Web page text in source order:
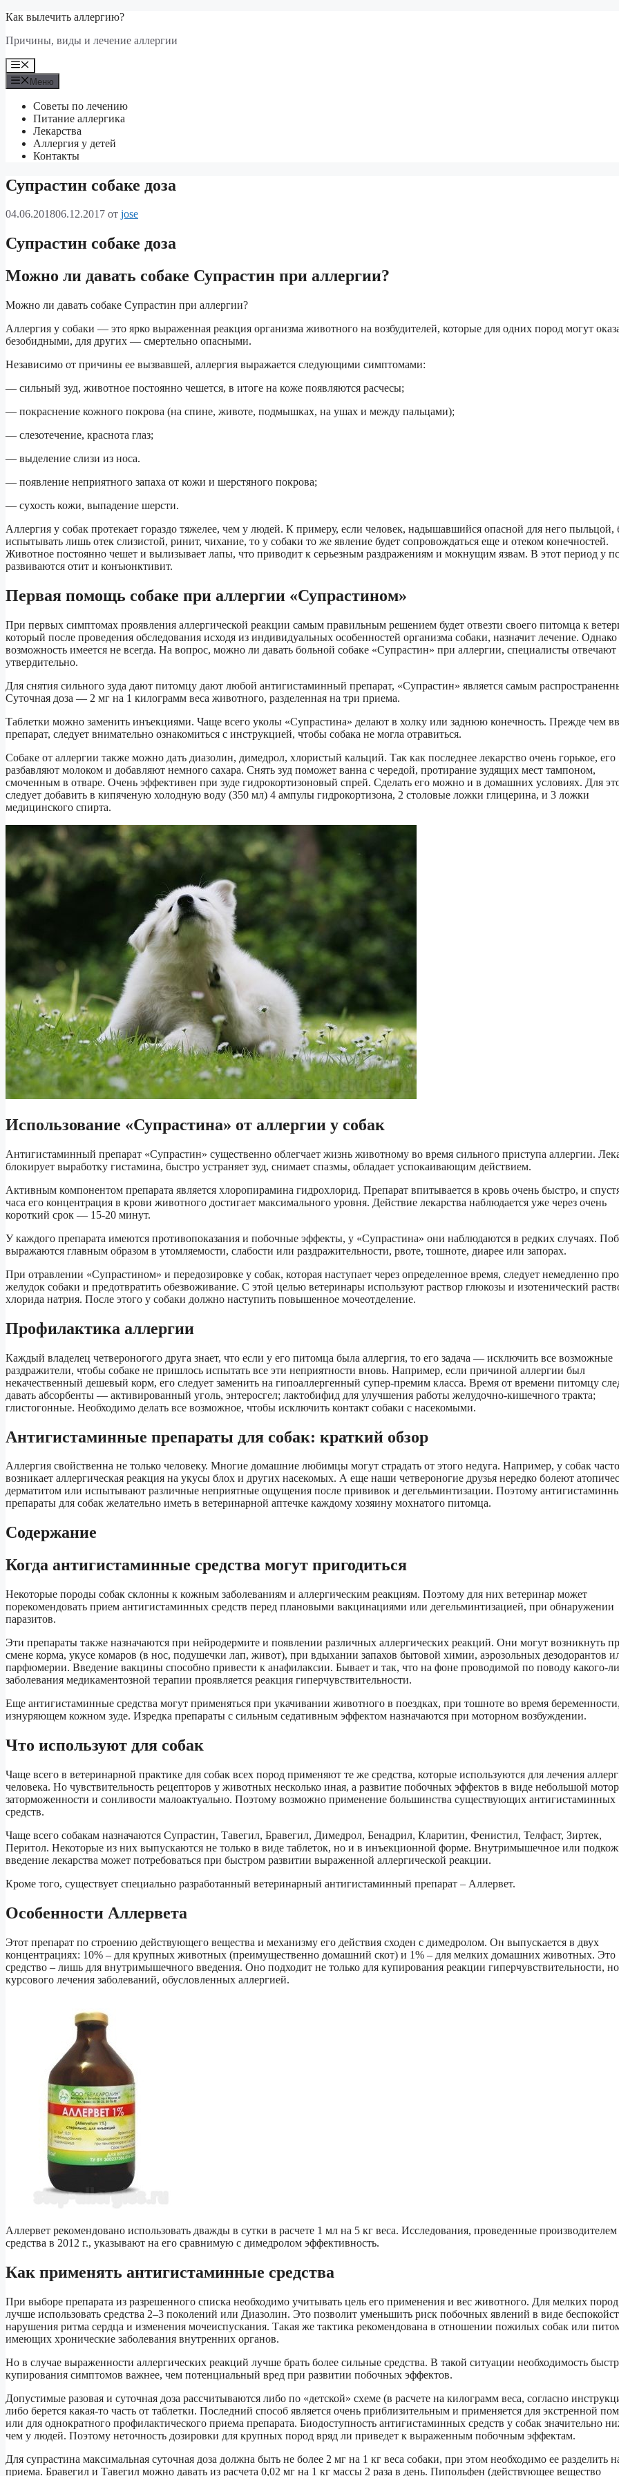
Перейти
содержимому
Как вылечить аллергию?
Причины, виды и лечение аллергии
Меню
Меню
Советы по лечению
Питание аллергика
Лекарства
Аллергия у детей
Контакты
Супрастин собаке доза
04.06.201806.12.2017 от jose
Супрастин собаке доза
Можно ли давать собаке Супрастин при аллергии?
Можно ли давать собаке Супрастин при аллергии?
Аллергия у собаки — это ярко выраженная реакция организма животного на возбудителей, которые для одних пород могут
безобидными, для других — смертельно опасными.
Независимо от причины ее вызвавшей, аллергия выражается следующими симптомами:
— сильный зуд, животное постоянно чешется, в итоге на коже появляются расчесы;
— покраснение кожного покрова (на спине, животе, подмышках, на ушах и между пальцами);
— слезотечение, краснота глаз;
— выделение слизи из носа.
— появление неприятного запаха от кожи и шерстяного покрова;
— сухость кожи, выпадение шерсти.
Аллергия у собак протекает гораздо тяжелее, чем у людей. К примеру, если человек, надышавшийся опасной для него пыльцой,
испытывать лишь отек слизистой, ринит, чихание, то у собаки то же явление будет сопровождаться еще и отеком конечностей.
Животное постоянно чешет и вылизывает лапы, что приводит к серьезным раздражениям и мокнущим язвам. В этот период у
развиваются отит и конъюнктивит.
Первая помощь собаке при аллергии «Супрастином»
При первых симптомах проявления аллергической реакции самым правильным решением будет отвезти своего питомца к
который после проведения обследования исходя из индивидуальных особенностей организма собаки, назначит лечение. Однако
возможность имеется не всегда. На вопрос, можно ли давать больной собаке «Супрастин» при аллергии, специалисты отвечают
утвердительно.
Для снятия сильного зуда дают питомцу дают любой антигистаминный препарат, «Супрастин» является самым
Суточная доза — 2 мг на 1 килограмм веса животного, разделенная на три приема.
Таблетки можно заменить инъекциями. Чаще всего уколы «Супрастина» делают в холку или заднюю конечность. Прежде чем
препарат, следует внимательно ознакомиться с инструкцией, чтобы собака не могла отравиться.
Собаке от аллергии также можно дать диазолин, димедрол, хлористый кальций. Так как последнее лекарство очень горькое, его
разбавляют молоком и добавляют немного сахара. Снять зуд поможет ванна с чередой, протирание зудящих мест тампоном,
смоченным в отваре. Очень эффективен при зуде гидрокортизоновый спрей. Сделать его можно и в домашних условиях. Для
следует добавить в кипяченую холодную воду (350 мл) 4 ампулы гидрокортизона, 2 столовые ложки глицерина, и 3 ложки
медицинского спирта.
Использование «Супрастина» от аллергии у собак
Антигистаминный препарат «Супрастин» существенно облегчает жизнь животному во время сильного приступа аллергии.
блокирует выработку гистамина, быстро устраняет зуд, снимает спазмы, обладает успокаивающим действием.
Активным компонентом препарата является хлоропирамина гидрохлорид. Препарат впитывается в кровь очень быстро, и
часа его концентрация в крови животного достигает максимального уровня. Действие лекарства наблюдается уже через очень
короткий срок — 15-20 минут.
У каждого препарата имеются противопоказания и побочные эффекты, у «Супрастина» они наблюдаются в редких случаях.
выражаются главным образом в утомляемости, слабости или раздражительности, рвоте, тошноте, диарее или запорах.
При отравлении «Супрастином» и передозировке у собак, которая наступает через определенное время, следует немедленно
желудок собаки и предотвратить обезвоживание. С этой целью ветеринары используют раствор глюкозы и изотенический
хлорида натрия. После этого у собаки должно наступить повышенное мочеотделение.
Профилактика аллергии
Каждый владелец четвероногого друга знает, что если у его питомца была аллергия, то его задача — исключить все возможные
раздражители, чтобы собаке не пришлось испытать все эти неприятности вновь. Например, если причиной аллергии был
некачественный дешевый корм, его следует заменить на гипоаллергенный супер-премим класса. Время от времени питомцу
давать абсорбенты — активированный уголь, энтеросгел; лактобифид для улучшения работы желудочно-кишечного тракта;
глистогонные. Необходимо делать все возможное, чтобы исключить контакт собаки с насекомыми.
Антигистаминные препараты для собак: краткий обзор
Аллергия свойственна не только человеку. Многие домашние любимцы могут страдать от этого недуга. Например, у собак часто
возникает аллергическая реакция на укусы блох и других насекомых. А еще наши четвероногие друзья нередко болеют
дерматитом или испытывают различные неприятные ощущения после прививок и дегельминтизации. Поэтому
препараты для собак желательно иметь в ветеринарной аптечке каждому хозяину мохнатого питомца.
Содержание
Когда антигистаминные средства могут пригодиться
Некоторые породы собак склонны к кожным заболеваниям и аллергическим реакциям. Поэтому для них ветеринар может
порекомендовать прием антигистаминных средств перед плановыми вакцинациями или дегельминтизацией, при обнаружении
паразитов.
Эти препараты также назначаются при нейродермите и появлении различных аллергических реакций. Они могут возникнуть
смене корма, укусе комаров (в нос, подушечки лап, живот), при вдыхании запахов бытовой химии, аэрозольных дезодорантов
парфюмерии. Введение вакцины способно привести к анафилаксии. Бывает и так, что на фоне проводимой по поводу какого-
заболевания медикаментозной терапии проявляется реакция гиперчувствительности.
Еще антигистаминные средства могут применяться при укачивании животного в поездках, при тошноте во время
изнуряющем кожном зуде. Изредка препараты с сильным седативным эффектом назначаются при моторном возбуждении.
Что используют для собак
Чаще всего в ветеринарной практике для собак всех пород применяют те же средства, которые используются для лечения
человека. Но чувствительность рецепторов у животных несколько иная, а развитие побочных эффектов в виде небольшой
заторможенности и сонливости малоактуально. Поэтому возможно применение большинства существующих антигистаминных
средств.
Чаще всего собакам назначаются Супрастин, Тавегил, Бравегил, Димедрол, Бенадрил, Кларитин, Фенистил, Телфаст, Зиртек,
Перитол. Некоторые из них выпускаются не только в виде таблеток, но и в инъекционной форме. Внутримышечное или
введение лекарства может потребоваться при быстром развитии выраженной аллергической реакции.
Кроме того, существует специально разработанный ветеринарный антигистаминный препарат – Аллервет.
Особенности Аллервета
Этот препарат по строению действующего вещества и механизму его действия сходен с димедролом. Он выпускается в двух
концентрациях: 10% – для крупных животных (преимущественно домашний скот) и 1% – для мелких домашних животных. Это
средство – лишь для внутримышечного введения. Оно подходит не только для купирования реакции гиперчувствительности,
курсового лечения заболеваний, обусловленных аллергией.
Аллервет рекомендовано использовать дважды в сутки в расчете 1 мл на 5 кг веса. Исследования, проведенные производителем
средства в 2012 г., указывают на его сравнимую с димедролом эффективность.
Как применять антигистаминные средства
При выборе препарата из разрешенного списка необходимо учитывать цель его применения и вес животного. Для мелких пород
лучше использовать средства 2–3 поколений или Диазолин. Это позволит уменьшить риск побочных явлений в виде
нарушения ритма сердца и изменения мочеиспускания. Такая же тактика рекомендована в отношении пожилых собак или
имеющих хронические заболевания внутренних органов.
Но в случае выраженности аллергических реакций лучше брать более сильные средства. В такой ситуации необходимость
купирования симптомов важнее, чем потенциальный вред при развитии побочных эффектов.
Допустимые разовая и суточная доза рассчитываются либо по «детской» схеме (в расчете на килограмм веса, согласно
либо берется какая-то часть от таблетки. Последний способ является очень приблизительным и применяется для экстренной
или для однократного профилактического приема препарата. Биодоступность антигистаминных средств у собак значительно
чем у людей. Поэтому неточность дозировки для крупных пород вряд ли приведет к выраженным побочным эффектам.
Для супрастина максимальная суточная доза должна быть не более 2 мг на 1 кг веса собаки, при этом необходимо ее разделить
приема. Бравегил и Тавегил можно давать из расчета 0,02 мг на 1 кг массы 2 раза в день. Пипольфен (действующее вещество